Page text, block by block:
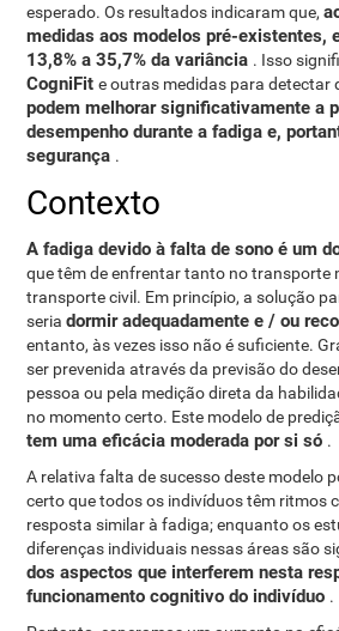
esperado. Os resultados indicaram que,
medidas aos modelos pré-existentes,
13,8% a 35,7% da variância . Isso
CogniFite outras medidas para detectar
podem melhorar significativamente a
desempenho durante a fadiga e,
segurança .
Contexto
A fadiga devido à falta de sono é um
que têm de enfrentar tanto no transporte
transporte civil. Em princípio, a solução
seriadormir adequadamente e / ou
entanto, às vezes isso não é suficiente.
ser prevenida através da previsão do
pessoa ou pela medição direta da
no momento certo. Este modelo de
tem uma eficácia moderada por si só .
A relativa falta de sucesso deste modelo
certo que todos os indivíduos têm ritmos
resposta similar à fadiga; enquanto os
diferenças individuais nessas áreas são
dos aspectos que interferem nesta
funcionamento cognitivo do indivíduo .